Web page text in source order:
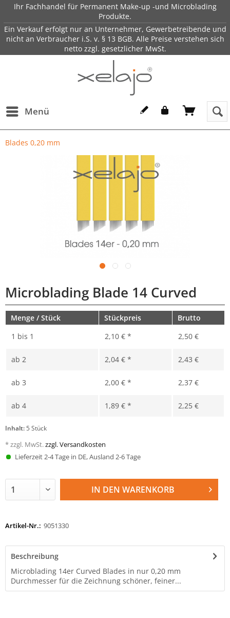
Ihr Fachhandel für Permanent Make-up -und Microblading
Produkte.
Ein Verkauf erfolgt nur an Unternehmer, Gewerbetreibende und
nicht an Verbraucher i.S. v. § 13 BGB. Alle Preise verstehen sich
netto zzgl. gesetzlicher MwSt.
Menü
Blades 0,20 mm
Microblading Blade 14 Curved
Menge / Stück Stückpreis
Brutto
1 bis 1 2,10 € * 2,50 €
ab 2 2,04 € * 2,43 €
ab 3 2,00 € * 2,37 €
ab 4 1,89 € * 2,25 €
Inhalt: 5 Stück
* zzgl. MwSt.zzgl. Versandkosten
Lieferzeit 2-4 Tage in DE, Ausland 2-6 Tage
IN DEN WARENKORB
Artikel-Nr.: 9051330
Beschreibung
Microblading 14er Curved Blades in nur 0,20 mm
Durchmesser für die Zeichnung schöner, feiner...